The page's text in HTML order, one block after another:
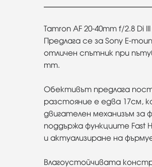
Tamron AF 20-40mm f/2.8
Предлага се за Sony E-
отличен спътник при
mm.
Обективът предлага
разстояние е едва 17см,
двигателен механизъм за
поддържа функциите Fast
и актуализиране на
Влагоустойчивата